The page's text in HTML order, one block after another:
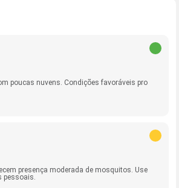
poucas nuvens. Condições favoráveis pro
presença moderada de mosquitos. Use
pessoais.